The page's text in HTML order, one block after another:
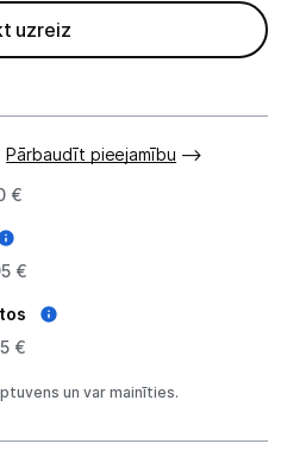
uzreiz
Pārbaudīt pieejamību
€
€
€
un var mainīties.